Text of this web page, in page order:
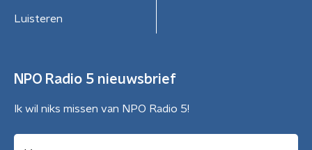
Luisteren
NPO Radio 5 nieuwsbrief
Ik wil niks missen van NPO Radio 5!